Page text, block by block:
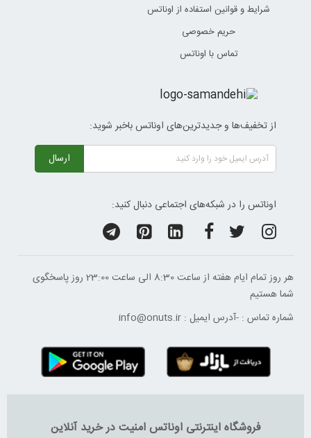
شرایط و قوانین استفاده از اوناتس
حریم خصوصی
تماس با اوناتس
از تخفیف‌ها و جدیدترین‌های اوناتس باخبر شوید:
ارسال
اوناتس را در شبکه‌های اجتماعی دنبال کنید:
هر روز تمام ایام هفته از ساعت 8:30 الی ساعت 23:00 ‌روز پاسخگوی
شما هستیم
شماره تماس : -آدرس ایمیل : info@onuts.ir
فروشگاه اینترنتی اوناتس امنیت در خرید آنلاین